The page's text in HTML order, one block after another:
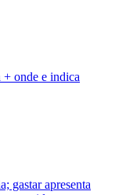
onde e indica
gastar apresenta